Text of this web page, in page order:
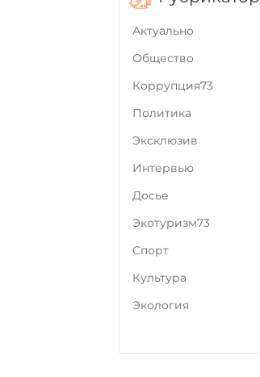
Актуально
Общество
Коррупция73
Политика
Эксклюзив
Интервью
Досье
Экотуризм73
Cпорт
Культура
Экология